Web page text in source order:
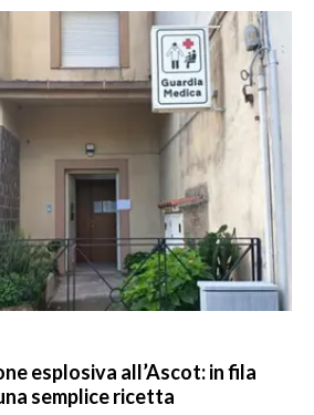
esplosiva all’Ascot: in fila
semplice ricetta